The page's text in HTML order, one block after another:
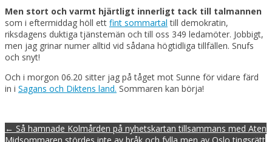
Men stort och varmt hjärtligt innerligt tack till talmannen
som i eftermiddag höll ett fint sommartal till demokratin,
riksdagens duktiga tjänstemän och till oss 349 ledamöter. Jobbigt,
men jag grinar numer alltid vid sådana högtidliga tillfällen. Snufs
och snyt!
Och i morgon 06.20 sitter jag på tåget mot Sunne för vidare färd
in i Sagans och Diktens land. Sommaren kan börja!
Post
navigation
← Så hamnade Kolmården på nyhetskartan tillsammans med Aten